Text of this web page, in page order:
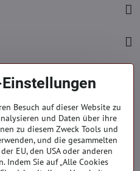
Besuch auf dieser Website zu
und Daten über ihre
zu diesem Zweck Tools und
und die gesammelten
EU, den USA oder anderen
Indem Sie auf „Alle Cookies